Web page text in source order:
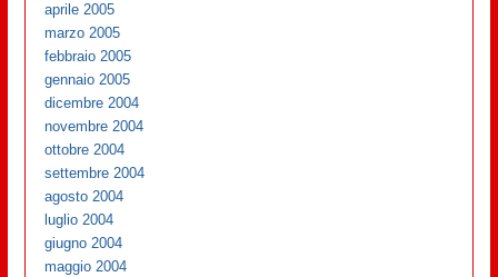
aprile 2005
marzo 2005
febbraio 2005
gennaio 2005
dicembre 2004
novembre 2004
ottobre 2004
settembre 2004
agosto 2004
luglio 2004
giugno 2004
maggio 2004